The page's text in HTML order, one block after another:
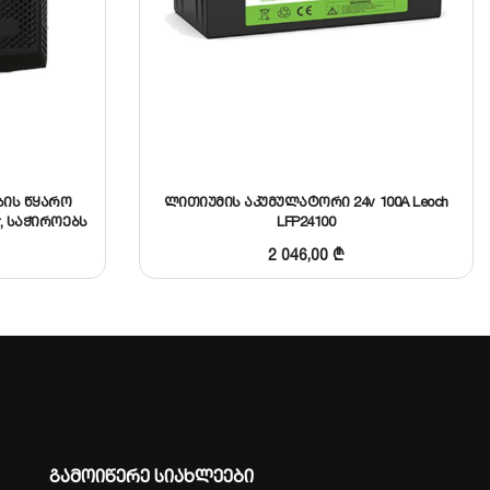
წყარო
საჭიროებს
ლითიუმის აკუმულატორი 24v 100A Leoch
LFP24100
2 046,00 ₾
გამოიწერე სიახლეები